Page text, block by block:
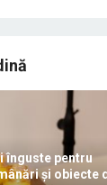
înguste pentru
și obiecte